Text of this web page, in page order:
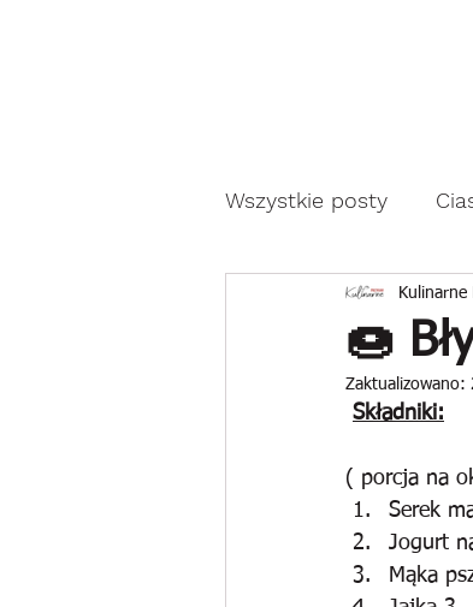
Wszystkie posty
Drożdżowe wypieki
Reklama
🍩
Zaktualizowano:
Składniki:
( porcja na
Serek
Jogurt
Mąka